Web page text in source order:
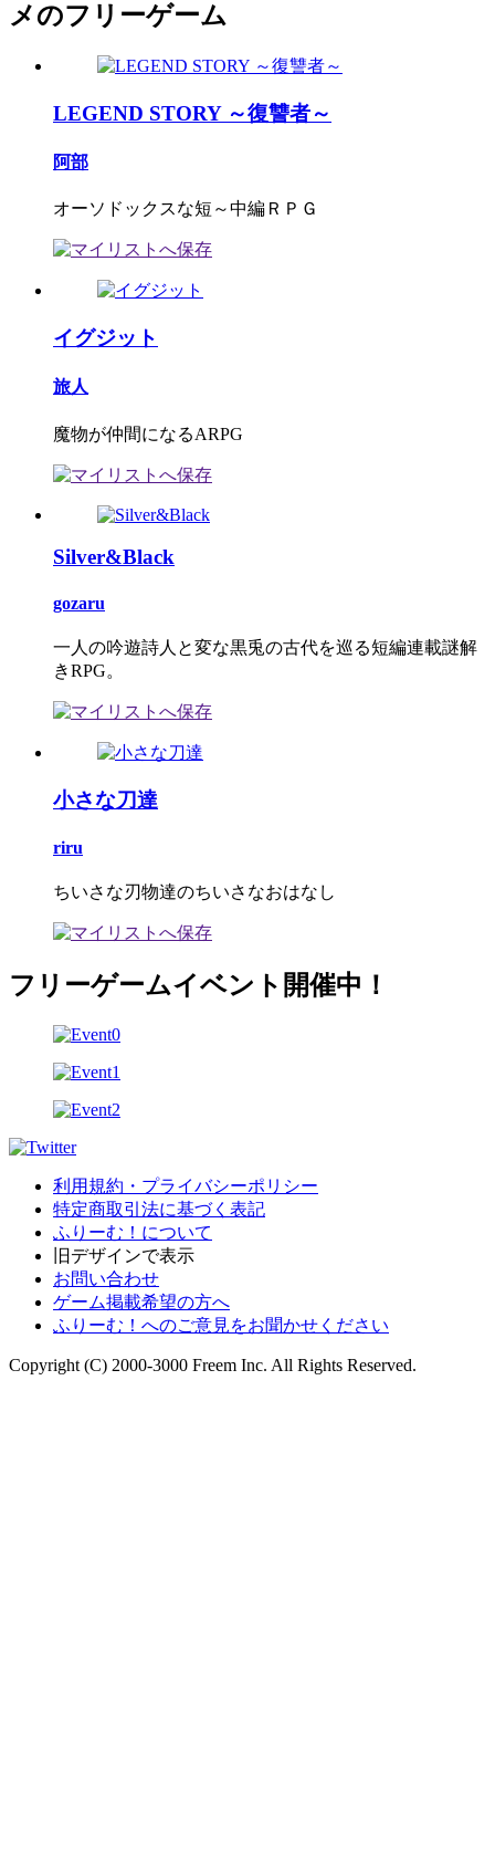
メのフリーゲーム
LEGEND STORY ～復讐者～
阿部
オーソドックスな短～中編ＲＰＧ
イグジット
旅人
魔物が仲間になるARPG
Silver&Black
gozaru
一人の吟遊詩人と変な黒兎の古代を巡る短編連載謎解
きRPG。
小さな刀達
riru
ちいさな刃物達のちいさなおはなし
フリーゲームイベント開催中！
利用規約・プライバシーポリシー
特定商取引法に基づく表記
ふりーむ！について
旧デザインで表示
お問い合わせ
ゲーム掲載希望の方へ
ふりーむ！へのご意見をお聞かせください
Copyright (C) 2000-3000 Freem Inc. All Rights Reserved.